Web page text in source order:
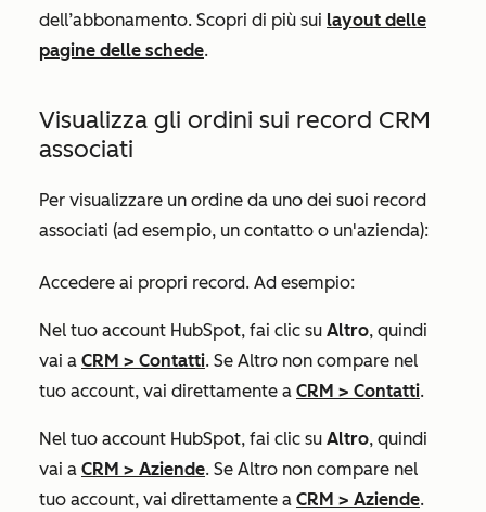
dell’abbonamento. Scopri di più sui layout delle
pagine delle schede.
Visualizza gli ordini sui record CRM
associati
Per visualizzare un ordine da uno dei suoi record
associati (ad esempio, un contatto o un'azienda):
Accedere ai propri record. Ad esempio:
Nel tuo account HubSpot, fai clic su Altro, quindi
vai a CRM > Contatti. Se Altro non compare nel
tuo account, vai direttamente a CRM > Contatti.
Nel tuo account HubSpot, fai clic su Altro, quindi
vai a CRM > Aziende. Se Altro non compare nel
tuo account, vai direttamente a CRM > Aziende.